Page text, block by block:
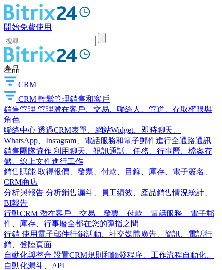
開始免費使用
產品
CRM
CRM 輕鬆管理銷售和客戶
銷售管理 管理潛在客戶、交易、聯絡人、管道、存取權限與
角色
聯絡中心 透過CRM表單、網站Widget、即時聊天、
WhatsApp、Instagram、電話服務和電子郵件進行全通路通訊
銷售團隊協作 利用聊天、視訊通話、任務、行事曆、檔案存
儲、線上文件進行工作
銷售賦能 取得報價、發票、付款、目錄、庫存、電子簽名、
CRM商店
分析與報告 分析銷售漏斗、員工績效、產品銷售情況統計、
BI報告
行動CRM 潛在客戶、交易、發票、付款、電話服務、電子郵
件、庫存、行事曆全都在您的彈指之間
行銷 使用電子郵件行銷活動、社交媒體廣告、簡訊、電話行
銷、登陸頁面
自動化與整合 設置CRM規則和觸發程序、工作流程自動化、
自動化漏斗、API